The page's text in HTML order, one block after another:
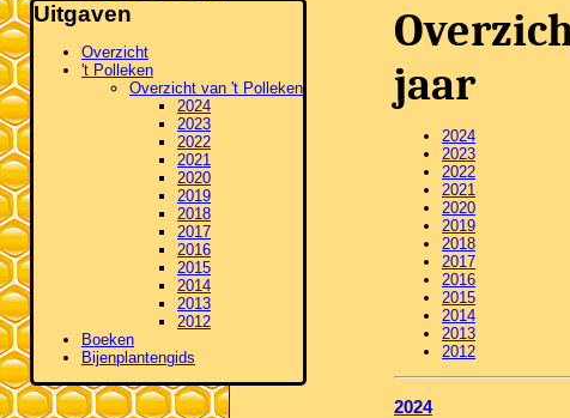
Uitgaven
Overzicht
't Polleken
Overzicht van 't Polleken
2024
2023
2022
2021
2020
2019
2018
2017
2016
2015
2014
2013
2012
Boeken
Bijenplantengids
jaar
2024
2023
2022
2021
2020
2019
2018
2017
2016
2015
2014
2013
2012
2024